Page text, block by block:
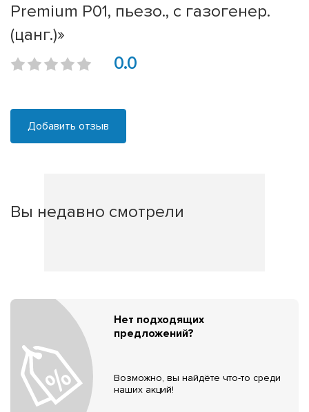
Premium P01, пьезо., с газогенер.
(цанг.)»
0.0
Добавить отзыв
Вы недавно смотрели
Нет подходящих
предложений?
Возможно, вы найдёте что-то среди
наших акций!